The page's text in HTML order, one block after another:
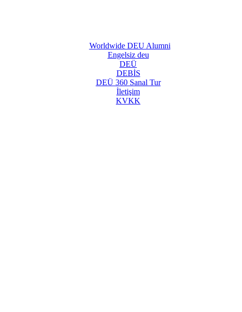
Worldwide DEU Alumni
Engelsiz deu
DEÜ
DEBİS
DEÜ 360 Sanal Tur
İletişim
KVKK